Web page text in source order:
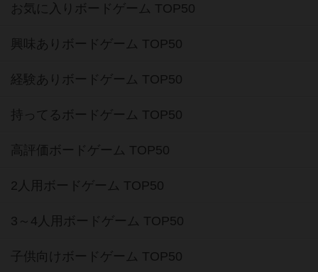
お気に入りボードゲーム TOP50
興味ありボードゲーム TOP50
経験ありボードゲーム TOP50
持ってるボードゲーム TOP50
高評価ボードゲーム TOP50
2人用ボードゲーム TOP50
3～4人用ボードゲーム TOP50
子供向けボードゲーム TOP50